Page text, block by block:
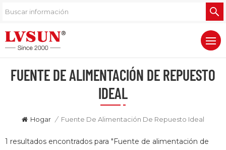
FUENTE DE ALIMENTACIÓN DE REPUESTO
IDEAL
Hogar / Fuente De Alimentación De Repuesto Ideal
1 resultados encontrados para "Fuente de alimentación de